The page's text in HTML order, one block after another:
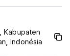
Kabupaten
Indonésia